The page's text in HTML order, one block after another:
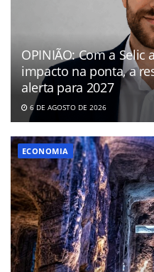
OPINIÃO: Com a Selic
impacto na ponta, a
alerta para 2027
6 DE AGOSTO DE 2026
ECONOMIA